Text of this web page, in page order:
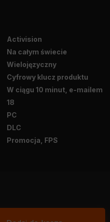
Activision
Na całym świecie
Wielojęzyczny
Cyfrowy klucz produktu
W ciągu 10 minut, e-mailem
18
PC
DLC
Promocja, FPS